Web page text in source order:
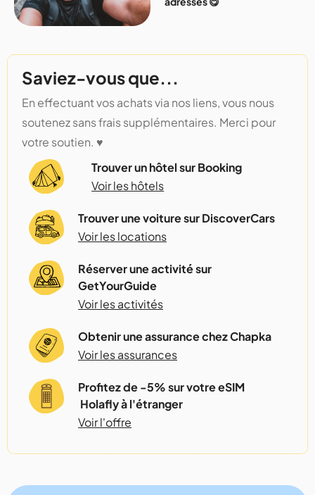
Saviez-vous que...
En effectuant vos achats via nos liens, vous nous
soutenez sans frais supplémentaires. Merci pour
votre soutien. ♥️
Trouver un hôtel sur Booking
Voir les hôtels
Trouver une voiture sur DiscoverCars
Voir les locations
Réserver une activité sur
GetYourGuide
Voir les activités
Obtenir une assurance chez Chapka
Voir les assurances
Profitez de -5% sur votre eSIM
Holafly à l'étranger
Voir l'offre